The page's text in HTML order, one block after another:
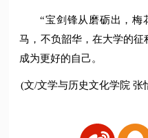
“宝剑锋从磨砺出，梅
马，不负韶华，在大学的征
成为更好的自己。
(文/文学与历史文化学院 张